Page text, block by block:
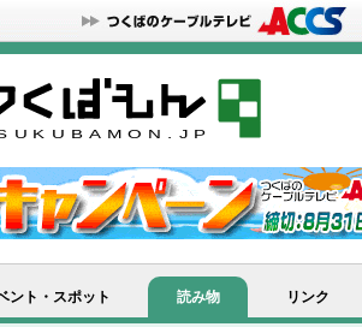
ント・スポット 読み物 リンク